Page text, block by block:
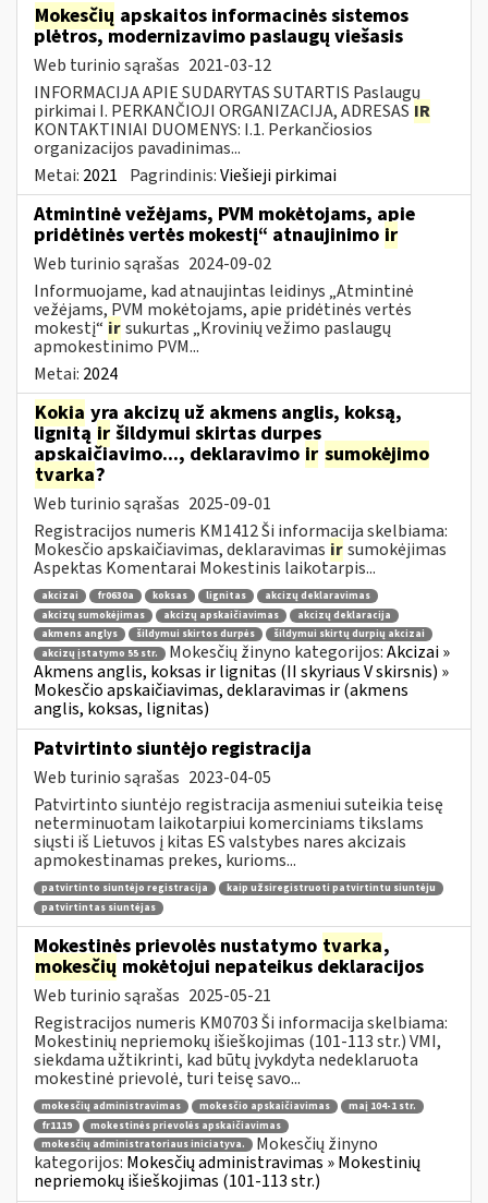
Mokesčių apskaitos informacinės sistemos
plėtros, modernizavimo paslaugų viešasis
Web turinio sąrašas 2021-03-12
INFORMACIJA APIE SUDARYTAS SUTARTIS Paslaugų
pirkimai I. PERKANČIOJI ORGANIZACIJA, ADRESAS IR
KONTAKTINIAI DUOMENYS: I.1. Perkančiosios
organizacijos pavadinimas...
Metai: 2021 Pagrindinis:Viešieji pirkimai
Atmintinė vežėjams, PVM mokėtojams, apie
pridėtinės vertės mokestį“ atnaujinimo ir
Web turinio sąrašas 2024-09-02
Informuojame, kad atnaujintas leidinys „Atmintinė
vežėjams, PVM mokėtojams, apie pridėtinės vertės
mokestį“ irsukurtas „Krovinių vežimo paslaugų
apmokestinimo PVM...
Metai: 2024
Kokia yra akcizų už akmens anglis, koksą,
lignitą ir šildymui skirtas durpes
apskaičiavimo..., deklaravimo ir sumokėjimo
tvarka?
Web turinio sąrašas 2025-09-01
Registracijos numeris KM1412 Ši informacija skelbiama:
Mokesčio apskaičiavimas, deklaravimas irsumokėjimas
Aspektas Komentarai Mokestinis laikotarpis...
akcizai fr0630a koksas lignitas
akcizų deklaravimas
akcizų sumokėjimas
akcizų apskaičiavimas
akcizų deklaracija
akmens anglys
šildymui skirtos durpės
šildymui skirtų durpių akcizai
akcizų įstatymo 55 str.
Mokesčių žinyno kategorijos:Akcizai »
Akmens anglis, koksas ir lignitas (II skyriaus V skirsnis) »
Mokesčio apskaičiavimas, deklaravimas ir (akmens
anglis, koksas, lignitas)
Patvirtinto siuntėjo registracija
Web turinio sąrašas 2023-04-05
Patvirtinto siuntėjo registracija asmeniui suteikia teisę
neterminuotam laikotarpiui komerciniams tikslams
siųsti iš Lietuvos į kitas ES valstybes nares akcizais
apmokestinamas prekes, kurioms...
patvirtinto siuntėjo registracija
kaip užsiregistruoti patvirtintu siuntėju
patvirtintas siuntėjas
Mokestinės prievolės nustatymo tvarka,
mokesčių mokėtojui nepateikus deklaracijos
Web turinio sąrašas 2025-05-21
Registracijos numeris KM0703 Ši informacija skelbiama:
Mokestinių nepriemokų išieškojimas (101-113 str.) VMI,
siekdama užtikrinti, kad būtų įvykdyta nedeklaruota
mokestinė prievolė, turi teisę savo...
mokesčių administravimas mokesčio apskaičiavimas
maį 104-1 str.
fr1119
mokestinės prievolės apskaičiavimas
mokesčių administratoriaus iniciatyva.
Mokesčių žinyno
kategorijos: Mokesčių administravimas » Mokestinių
nepriemokų išieškojimas (101-113 str.)